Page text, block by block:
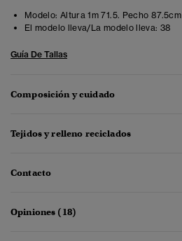
Modelo: Altura 1m 71.5. Pecho 87.5cm
El modelo lleva/La modelo lleva: 38
Guía De Tallas
Composición y cuidado
Tejidos y relleno reciclados
Contacto
Opiniones (18)